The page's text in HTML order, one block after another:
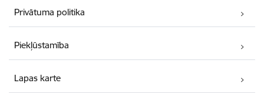
Privātuma politika
Piekļūstamība
Lapas karte